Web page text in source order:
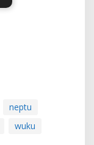
neptu
wuku